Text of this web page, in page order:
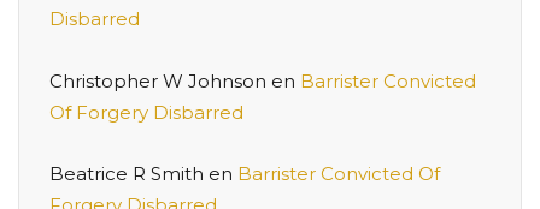
Disbarred
Christopher W Johnson en Barrister Convicted
Of Forgery Disbarred
Beatrice R Smith en Barrister Convicted Of